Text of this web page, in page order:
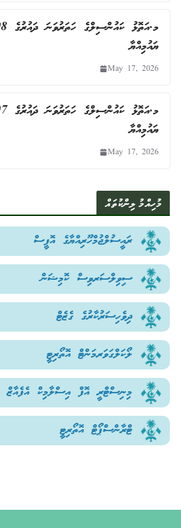
ޔައުމިއްޔާ
May 17, 2026
ޔައުމިއްޔާ
May 17, 2026
މުހިއްމު ލިންކުތައް
ރައީސުލްޖުމްހޫރިއްޔާގެ އޮފީސް
ސިވިލްސަރވިސް ކޮމިޝަން
ދިވެހިސަރުކާރުގެ ގެޒެޓް
ލޯކަލްގަވަރމަންޓް އޮތޯރިޓީ
މިނިސްޓްރީ އޮފް އިސްލާމިކް އެފެއާޒް
ޓްރާންސްޕޯޓް އޮތޯރިޓީ